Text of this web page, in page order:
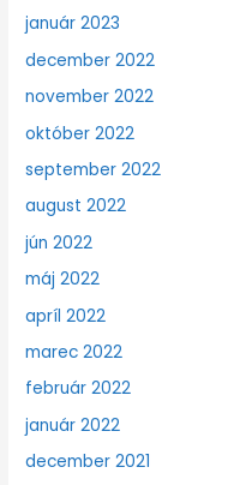
január 2023
december 2022
november 2022
október 2022
september 2022
august 2022
jún 2022
máj 2022
apríl 2022
marec 2022
február 2022
január 2022
december 2021